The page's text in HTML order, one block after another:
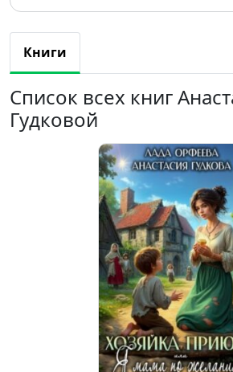
Книги
Список всех книг
Гудковой